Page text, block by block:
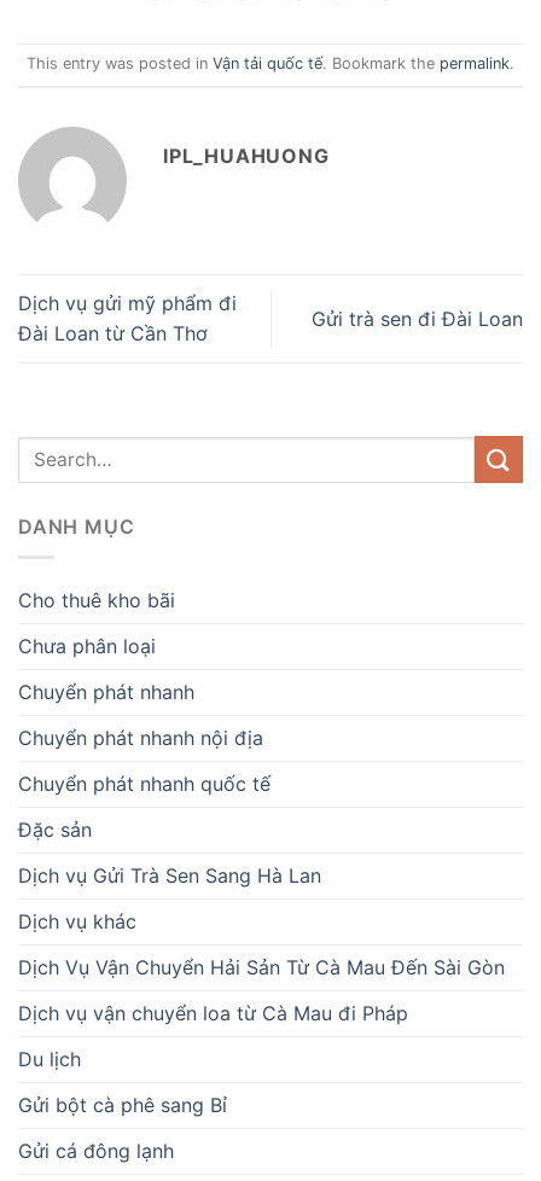
This entry was posted in Vận tải quốc tế. Bookmark the permalink.
IPL_HUAHUONG
Dịch vụ gửi mỹ phẩm đi
Đài Loan từ Cần Thơ
Gửi trà sen đi Đài Loan
DANH MỤC
Cho thuê kho bãi
Chưa phân loại
Chuyển phát nhanh
Chuyển phát nhanh nội địa
Chuyển phát nhanh quốc tế
Đặc sản
Dịch vụ Gửi Trà Sen Sang Hà Lan
Dịch vụ khác
Dịch Vụ Vận Chuyển Hải Sản Từ Cà Mau Đến Sài Gòn
Dịch vụ vận chuyển loa từ Cà Mau đi Pháp
Du lịch
Gửi bột cà phê sang Bỉ
Gửi cá đông lạnh